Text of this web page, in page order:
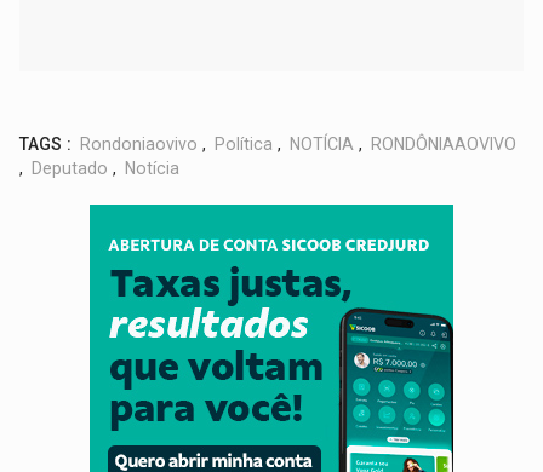
TAGS : Rondoniaovivo , Política , NOTÍCIA ,
RONDÔNIAAOVIVO
,
Deputado , Notícia